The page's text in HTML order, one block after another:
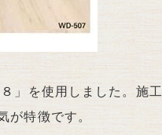
」を使用しました。施工
が特徴です。